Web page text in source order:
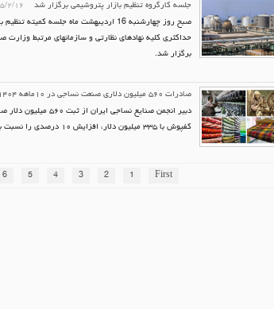
جلسه کارگروه تنظیم بازار پتروشیمی برگزار شد ۱۴۰۵/
صبح روز چهارشنبه 16 اردیبهشت ماه
حداکثری کلیه نهادهای نظارتی و سازمانهای مرتبط
برگزار شد.
صادرات ۵۶۰ میلیون دلاری صنعت نساجی در ۱۰ماهه ۱۴۰۴
کفپوش با ۳۳۵ میلیون دلار، افزایش ۱۰ درصدی را نسبت به مدت مشابه سال قبل تجربه کرده است.
First
1
2
3
4
5
6